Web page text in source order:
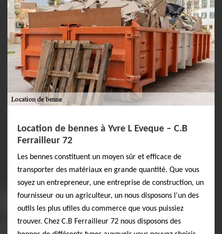
Location de bennes à Yvre L Eveque – C.B
Ferrailleur 72
Les bennes constituent un moyen sûr et efficace de
transporter des matériaux en grande quantité. Que vous
soyez un entrepreneur, une entreprise de construction, un
fournisseur ou un agriculteur, un nous disposons l'un des
outils les plus utiles du commerce que vous puissiez
trouver. Chez C.B Ferrailleur 72 nous disposons des